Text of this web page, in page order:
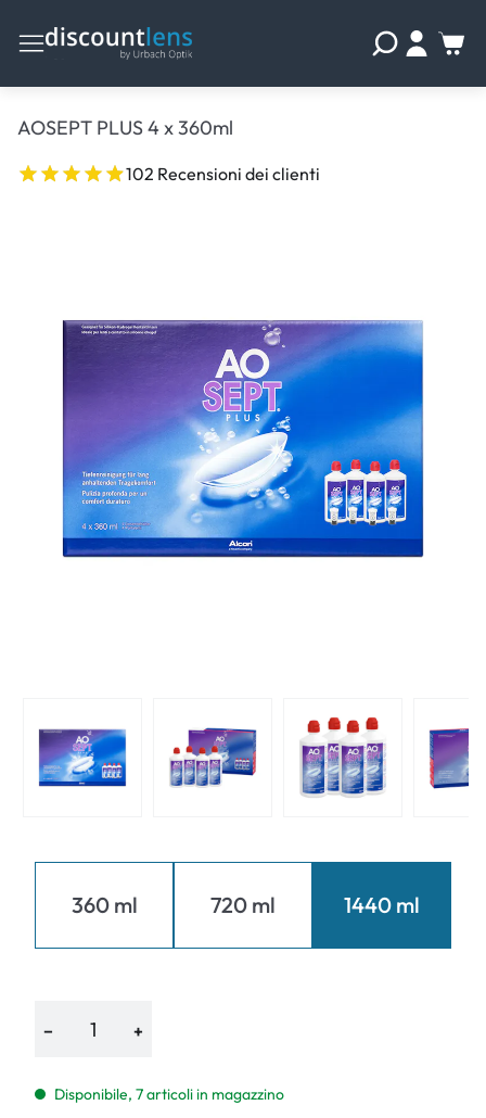
AOSEPT PLUS 4 x 360ml
102 Recensioni dei clienti
360 ml 720 ml 1440 ml
− +
Disponibile, 7 articoli in magazzino